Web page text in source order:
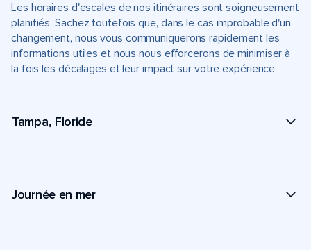
Les horaires d'escales de nos itinéraires sont soigneusement
planifiés. Sachez toutefois que, dans le cas improbable d'un
changement, nous vous communiquerons rapidement les
informations utiles et nous nous efforcerons de minimiser à
la fois les décalages et leur impact sur votre expérience.
Tampa, Floride
Journée en mer